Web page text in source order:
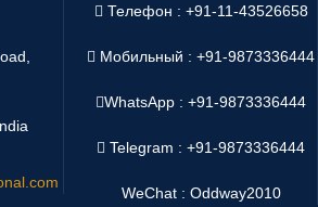
Телефон : +91-11-43526658
Мобильный : +91-9873336444
WhatsApp :+91-9873336444
Telegram : +91-9873336444
WeChat : Oddway2010